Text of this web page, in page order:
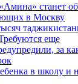
станет
в Москву
еще
за
в школу и